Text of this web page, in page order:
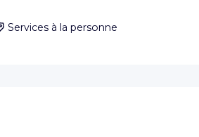
Services à la personne